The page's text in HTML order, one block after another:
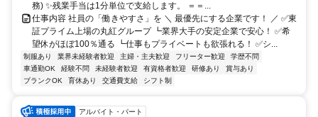
務) ✨残業手当は1分単位で支給します。 ＝＝...
仕事内容 社員の「働きやすさ」を ＼ 最優先にする企業です！ ／ ✅東
証プライム上場の丸紅グループ ┗業界大手の安定企業で安心！ ✅希
望休がほぼ100％通る ┗仕事もプライベートも欲張れる！ ✅シ...
制服あり 業界未経験者歓迎 主婦・主夫歓迎 フリーター歓迎
学歴不問
車通勤OK
経験不問 未経験者歓迎 有資格者歓迎 研修あり
賞与あり
ブランクOK
育休あり 交通費支給 シフト制
アルバイト・パート